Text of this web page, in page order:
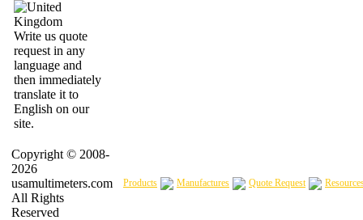
Write us quote
request in any
language and
then immediately
translate it to
English on our
site.
Copyright © 2008-
2026
usamultimeters.com
All Rights
Reserved
Products Manufactures Quote Request